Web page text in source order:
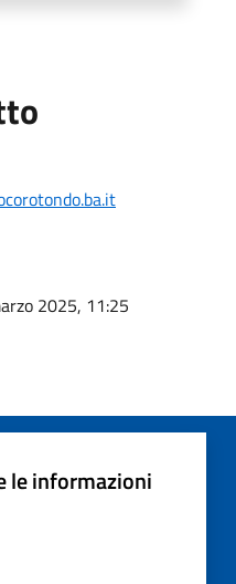
2025, 11:25
le informazioni